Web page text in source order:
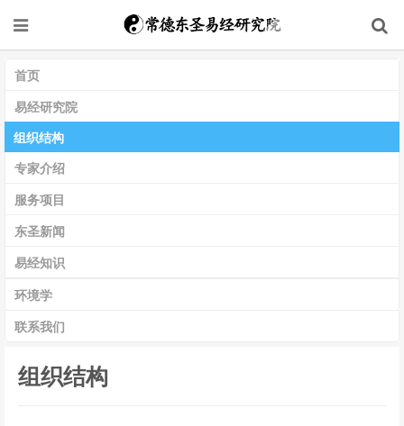
首页
易经研究院
组织结构
专家介绍
服务项目
东圣新闻
易经知识
环境学
联系我们
组织结构